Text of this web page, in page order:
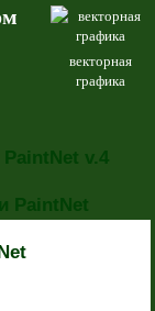
векторная
графика
v.4
PaintNet